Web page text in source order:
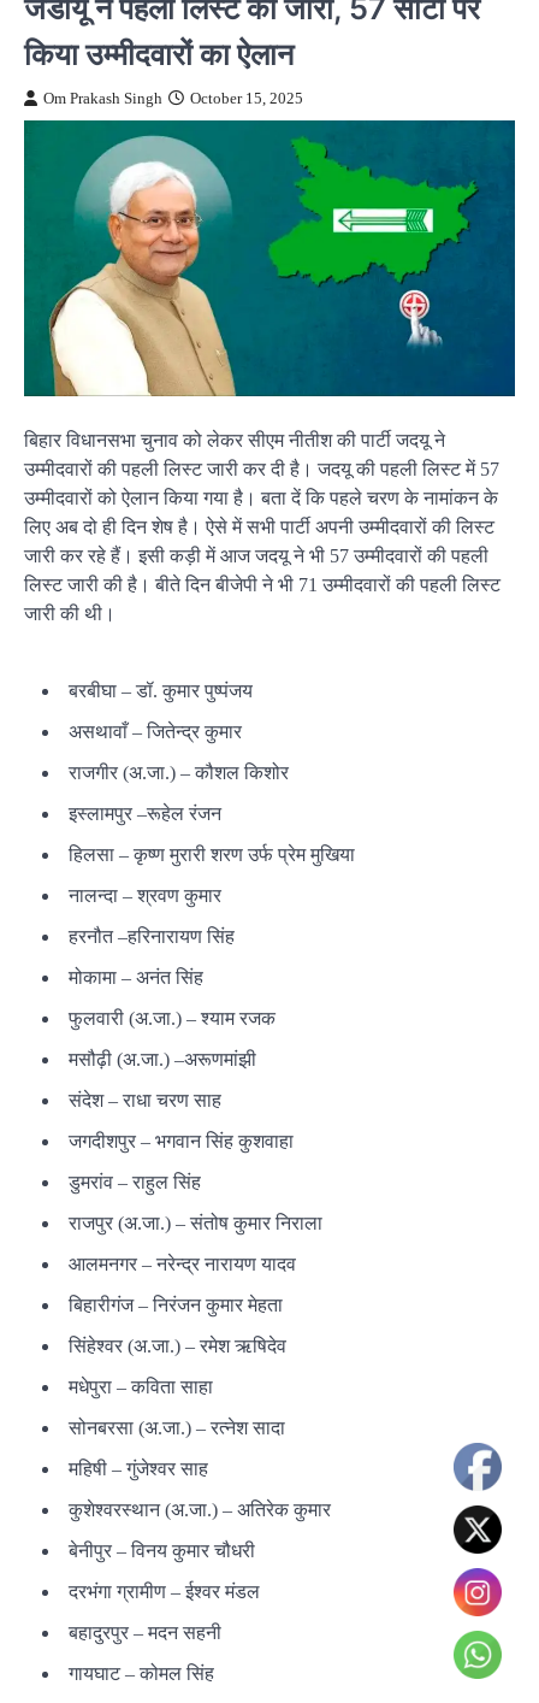
किया उम्मीदवारों का ऐलान
Om Prakash Singh October 15, 2025
बिहार विधानसभा चुनाव को लेकर सीएम नीतीश की पार्टी जदयू ने
उम्मीदवारों की पहली लिस्ट जारी कर दी है। जदयू की पहली लिस्ट में 57
उम्मीदवारों को ऐलान किया गया है। बता दें कि पहले चरण के नामांकन के
लिए अब दो ही दिन शेष है। ऐसे में सभी पार्टी अपनी उम्मीदवारों की लिस्ट
जारी कर रहे हैं। इसी कड़ी में आज जदयू ने भी 57 उम्मीदवारों की पहली
लिस्ट जारी की है। बीते दिन बीजेपी ने भी 71 उम्मीदवारों की पहली लिस्ट
जारी की थी।
बरबीघा –डॉ. कुमारपुष्पंजय
असथावाँ–जितेन्द्रकुमार
राजगीर (अ.जा.) – कौशल किशोर
इस्लामपुर –रूहेलरंजन
हिलसा – कृष्णमुरारीशरण उर्फ प्रेम मुखिया
नालन्दा – श्रवण कुमार
हरनौत–हरिनारायणसिंह
मोकामा – अनंत सिंह
फुलवारी (अ.जा.) – श्याम रजक
मसौढ़ी (अ.जा.) –अरूणमांझी
संदेश – राधा चरण साह
जगदीशपुर – भगवान सिंहकुशवाहा
डुमरांव – राहुल सिंह
राजपुर (अ.जा.) – संतोषकुमारनिराला
आलमनगर – नरेन्द्र नारायण यादव
बिहारीगंज – निरंजन कुमार मेहता
सिंहेश्वर (अ.जा.) – रमेश ऋषिदेव
मधेपुरा – कविता साहा
सोनबरसा (अ.जा.) – रत्नेश सादा
महिषी – गुंजेश्वर साह
कुशेश्वरस्थान (अ.जा.) – अतिरेक कुमार
बेनीपुर – विनय कुमार चौधरी
दरभंगा ग्रामीण – ईश्वर मंडल
बहादुरपुर – मदन सहनी
गायघाट – कोमल सिंह